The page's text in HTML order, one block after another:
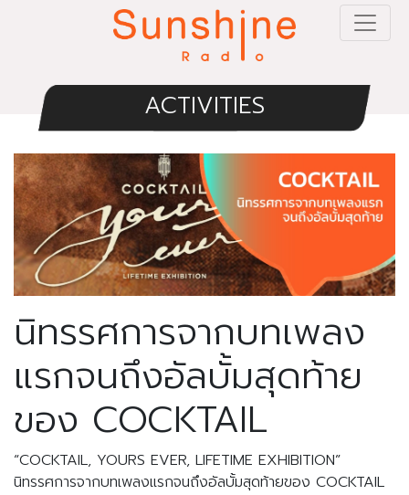
ACTIVITIES
นิทรรศการจากบทเพลง
แรกจนถึงอัลบั้มสุดท้าย
ของ COCKTAIL
“COCKTAIL, YOURS EVER, LIFETIME EXHIBITION”
นิทรรศการจากบทเพลงแรกจนถึงอัลบั้มสุดท้ายของ COCKTAIL